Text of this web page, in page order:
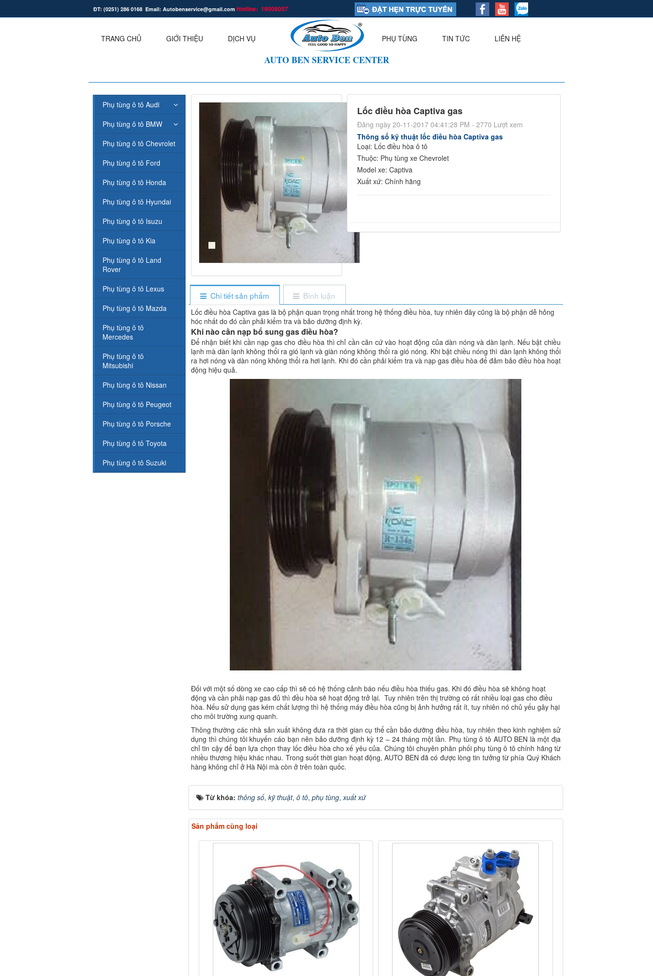
ĐT: (0251) 286 0168 Email: Autobenservice@gmail.com Hotline: 19008057
TRANG CHỦ
GIỚI THIỆU DỊCH VỤ
PHỤ TÙNG
TIN TỨC LIÊN HỆ
AUTO BEN SERVICE CENTER
Lốc điều hòa Captiva gas
Đăng ngày 20-11-2017 04:41:28 PM - 2770 Lượt xem
Thông số kỹ thuật lốc điều hòa Captiva gas
Loại: Lốc điều hòa ô tô
Thuộc: Phụ tùng xe Chevrolet
Model xe: Captiva
Xuất xứ: Chính hãng
Chi tiết sản phẩm Bình luận
Lốc điều hòa Captiva gas là bộ phận quan trọng nhất trong hệ thống điều hòa, tuy nhiên đây cũng là bộ phận dễ hỏng
hóc nhất do đó cần phải kiểm tra và bảo dưỡng định kỳ.
Khi nào cần nạp bổ sung gas điều hòa?
Để nhận biết khi cần nạp gas cho điều hòa thì chỉ cần căn cứ vào hoạt động của dàn nóng và dàn lạnh. Nếu bật chiều
lạnh mà dàn lạnh không thổi ra gió lạnh và giàn nóng không thổi ra gió nóng. Khi bật chiều nóng thì dàn lạnh không thổi
ra hơi nóng và dàn nóng không thổi ra hơi lạnh. Khi đó cần phải kiểm tra và nạp gas điều hòa để đảm bảo điều hòa hoạt
động hiệu quả.
Đối với một số dòng xe cao cấp thì sẽ có hệ thống cảnh báo nếu điều hòa thiếu gas. Khi đó điều hòa sẽ không hoạt
động và cần phải nạp gas đủ thì đều hòa sẽ hoạt động trở lại. Tuy nhiên trên thị trường có rất nhiều loại gas cho điều
hòa. Nếu sử dụng gas kém chất lượng thì hệ thống máy điều hòa cũng bị ảnh hưởng rất ít, tuy nhiên nó chủ yếu gây hại
cho môi trường xung quanh.
Thông thường các nhà sản xuất không đưa ra thời gian cụ thể cần bảo dưỡng điều hòa, tuy nhiên theo kinh nghiệm sử
dụng thì chúng tôi khuyến cáo bạn nên bảo dưỡng định kỳ 12 – 24 tháng một lần. Phụ tùng ô tô AUTO BEN là một địa
chỉ tin cậy để bạn lựa chọn thay lốc điều hòa cho xế yêu của. Chúng tôi chuyên phân phối phụ tùng ô tô chính hãng từ
nhiều thương hiệu khác nhau. Trong suốt thời gian hoạt động, AUTO BEN đã có được lòng tin tưởng từ phía Quý Khách
hàng không chỉ ở Hà Nội mà còn ở trên toàn quốc.
Từ khóa: thông số, kỹ thuật, ô tô, phụ tùng,xuất xứ
Sản phẩm cùng loại
Phụ tùng ô tô Audi
Phụ tùng ô tô BMW
Phụ tùng ô tô Chevrolet
Phụ tùng ô tô Ford
Phụ tùng ô tô Honda
Phụ tùng ô tô Hyundai
Phụ tùng ô tô Isuzu
Phụ tùng ô tô Kia
Phụ tùng ô tô Land
Rover
Phụ tùng ô tô Lexus
Phụ tùng ô tô Mazda
Phụ tùng ô tô
Mercedes
Phụ tùng ô tô
Mitsubishi
Phụ tùng ô tô Nissan
Phụ tùng ô tô Peugeot
Phụ tùng ô tô Porsche
Phụ tùng ô tô Toyota
Phụ tùng ô tô Suzuki